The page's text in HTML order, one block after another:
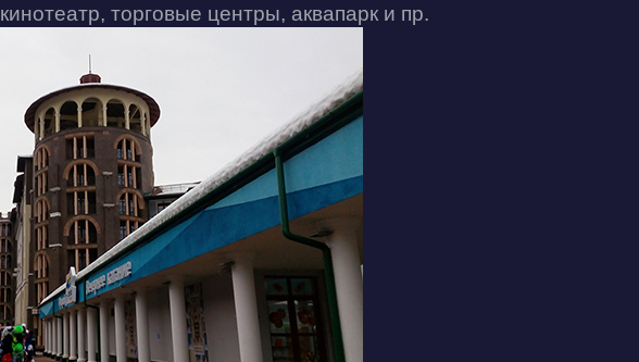
торговые центры, аквапарк и пр.